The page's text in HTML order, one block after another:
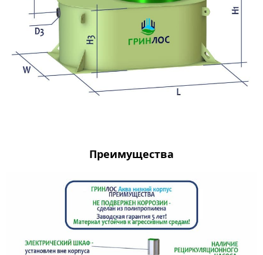
Преимущества